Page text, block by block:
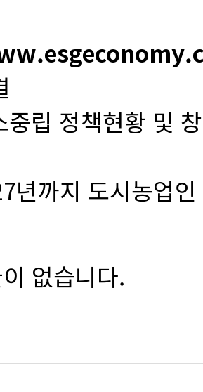
중립 정책현황 및
년까지 도시농업
없습니다.